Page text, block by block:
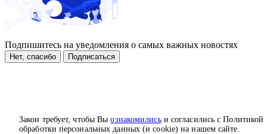
Закон требует, чтобы Выознакомилисьи согласились с Политикой
обработки персональных данных (и cookie) на нашем сайте.
Подпишитесь на уведомления о самых важных новостях
Нет, спасибо Подписаться